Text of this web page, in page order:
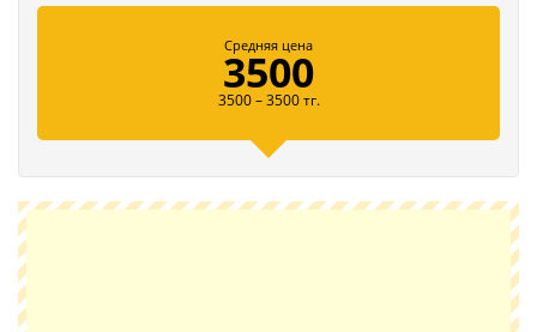
Средняя цена
3500
3500 – 3500 тг.